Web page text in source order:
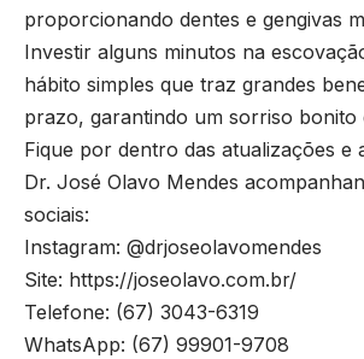
proporcionando dentes e gengivas
Investir alguns minutos na
hábito simples que traz grandes
prazo, garantindo um sorriso bonito
Fique por dentro das atualizações e
Dr. José Olavo Mendes
sociais:
Instagram: @drjoseolavomendes
Site: https://joseolavo.com.br/
Telefone: (67) 3043-6319
WhatsApp: (67) 99901-9708